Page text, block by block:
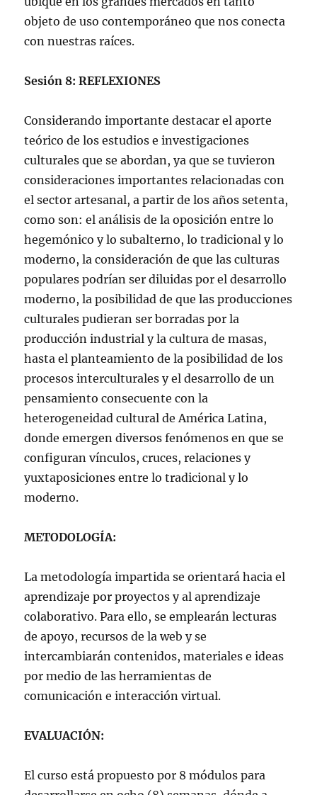
objeto de uso contemporáneo que nos conecta
con nuestras raíces.
Sesión 8: REFLEXIONES
Considerando importante destacar el aporte
teórico de los estudios e investigaciones
culturales que se abordan, ya que se tuvieron
consideraciones importantes relacionadas con
el sector artesanal, a partir de los años setenta,
como son: el análisis de la oposición entre lo
hegemónico y lo subalterno, lo tradicional y lo
moderno, la consideración de que las culturas
populares podrían ser diluidas por el desarrollo
moderno, la posibilidad de que las producciones
culturales pudieran ser borradas por la
producción industrial y la cultura de masas,
hasta el planteamiento de la posibilidad de los
procesos interculturales y el desarrollo de un
pensamiento consecuente con la
heterogeneidad cultural de América Latina,
donde emergen diversos fenómenos en que se
configuran vínculos, cruces, relaciones y
yuxtaposiciones entre lo tradicional y lo
moderno.
METODOLOGÍA:
La metodología impartida se orientará hacia el
aprendizaje por proyectos y al aprendizaje
colaborativo. Para ello, se emplearán lecturas
de apoyo, recursos de la web y se
intercambiarán contenidos, materiales e ideas
por medio de las herramientas de
comunicación e interacción virtual.
EVALUACIÓN:
El curso está propuesto por 8 módulos para